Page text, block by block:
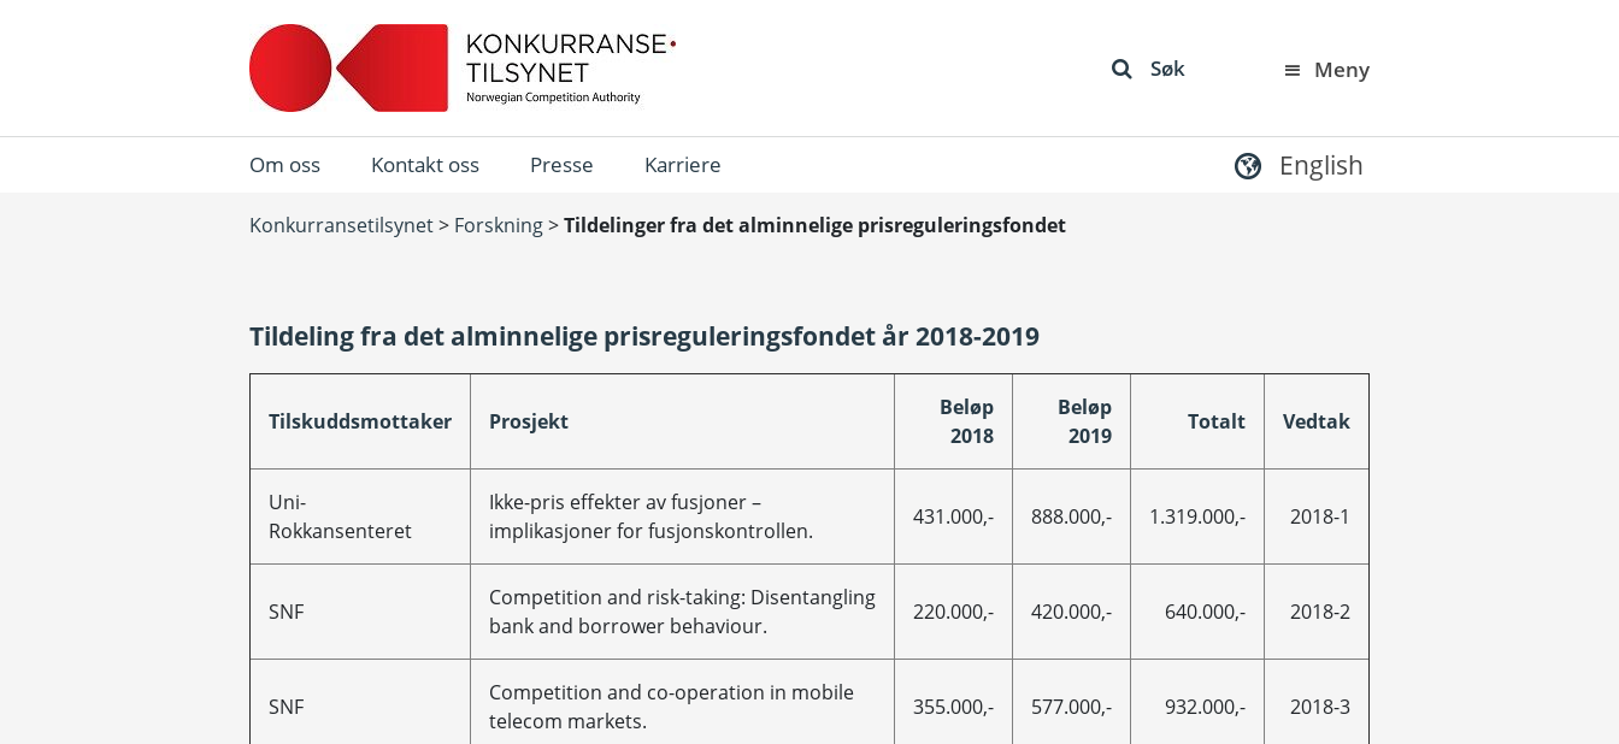
Søk Meny
Om oss Kontakt oss Presse Karriere English
Konkurransetilsynet> Forskning>Tildelinger fra det alminnelige prisreguleringsfondet
Tildeling fra det alminnelige prisreguleringsfondet år 2018-2019
Tilskuddsmottaker Prosjekt
Beløp
2018
Beløp
2019
Totalt Vedtak
Uni-
Rokkansenteret
Ikke-pris effekter av fusjoner –
implikasjoner for fusjonskontrollen.
431.000,- 888.000,- 1.319.000,- 2018-1
SNF
Competition and risk-taking: Disentangling
bank and borrower behaviour.
220.000,- 420.000,- 640.000,- 2018-2
SNF
Competition and co-operation in mobile
telecom markets.
355.000,- 577.000,- 932.000,- 2018-3